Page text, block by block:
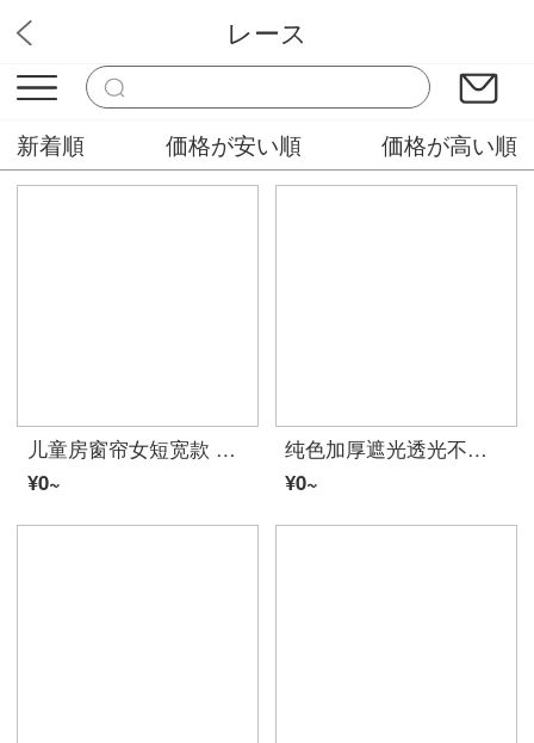
モリミドリカーテン屋
レース
新着順 価格が安い順 価格が高い順
儿童房窗帘女短宽款 可爱卡通遮光小窗帘成品卧室飘窗免打孔短款隔热遮阳帘布料 彩虹小马：蓝色短帘 1片：2.5米*高2.0米，打孔式
¥0~
纯色加厚遮光透光不透人阳台卧室客厅鸟巢窗帘纱帘成品定做 黑灰 纱5.0*2.7(高)一块打孔
¥0~